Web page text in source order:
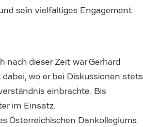
sein vielfältiges Engagement
nach dieser Zeit war Gerhard
wo er bei Diskussionen stets
einbrachte. Bis
im Einsatz.
Österreichischen Dankollegiums.